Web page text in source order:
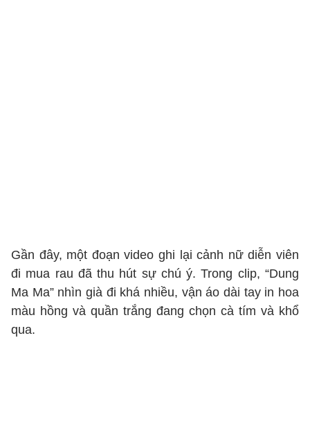
Gần đây, một đoạn video ghi lại cảnh nữ diễn viên
đi mua rau đã thu hút sự chú ý. Trong clip, “Dung
Ma Ma” nhìn già đi khá nhiều, vận áo dài tay in hoa
màu hồng và quần trắng đang chọn cà tím và khổ
qua.